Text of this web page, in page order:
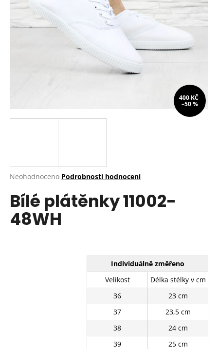
Průměrné
produktu
je
0,0
z
Neohodnoceno Podrobnosti hodnocení
Bílé plátěnky 11002-
48WH
Individuálně změřeno
Velikost
Délka stélky v cm
36
23 cm
37
23,5 cm
38
24 cm
39
25 cm
400 KČ
–50 %
j
o
p
r
u
č